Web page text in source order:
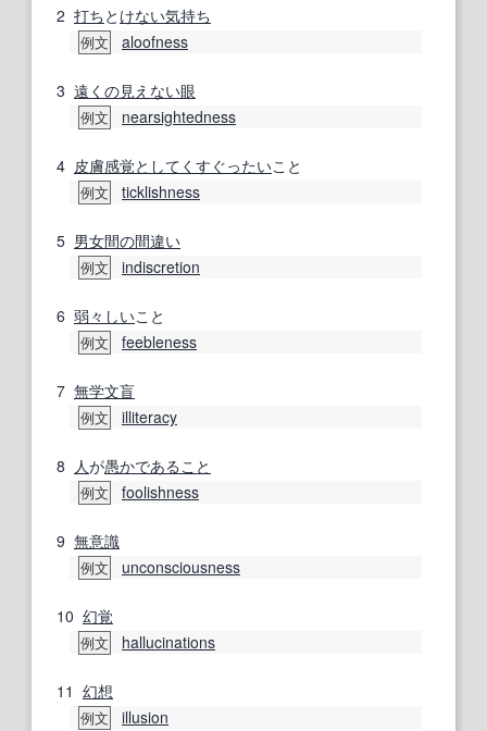
2 打ちと けない気持ち
例文 aloofness
3 遠くの見えない眼
例文 nearsightedness
4 皮膚感覚として くすぐったいこと
例文 ticklishness
5 男女間の間違い
例文 indiscretion
6 弱々しいこと
例文 feebleness
7 無学文盲
例文 illiteracy
8 人が愚かであること
例文 foolishness
9 無意識
例文 unconsciousness
10 幻覚
例文 hallucinations
11 幻想
例文 illusion